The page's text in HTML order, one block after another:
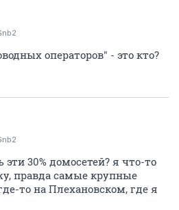
операторов" - это кто?
30% домосетей? я что-то
правда самые крупные
то на Плехановском, где я